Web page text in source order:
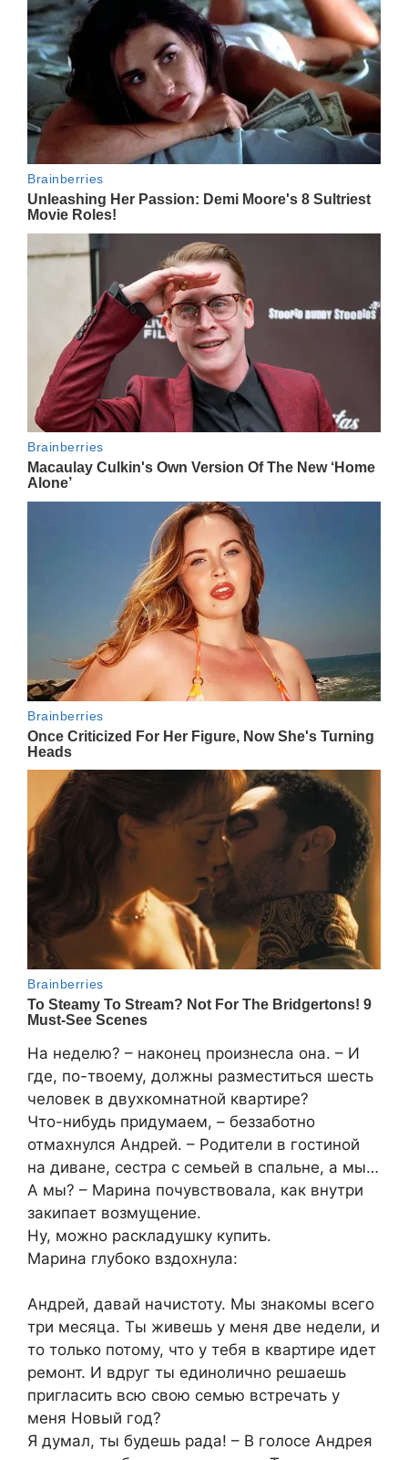
На неделю? – наконец произнесла она. – И
где, по-твоему, должны разместиться шесть
человек в двухкомнатной квартире?
Что-нибудь придумаем, – беззаботно
отмахнулся Андрей. – Родители в гостиной
на диване, сестра с семьей в спальне, а мы…
А мы? – Марина почувствовала, как внутри
закипает возмущение.
Ну, можно раскладушку купить.
Марина глубоко вздохнула:
Андрей, давай начистоту. Мы знакомы всего
три месяца. Ты живешь у меня две недели, и
то только потому, что у тебя в квартире идет
ремонт. И вдруг ты единолично решаешь
пригласить всю свою семью встречать у
меня Новый год?
Я думал, ты будешь рада! – В голосе Андрея